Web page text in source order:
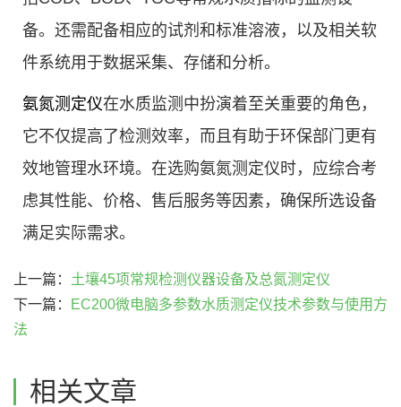
备。还需配备相应的试剂和标准溶液，以及相关软
件系统用于数据采集、存储和分析。
氨氮测定仪在水质监测中扮演着至关重要的角色，
它不仅提高了检测效率，而且有助于环保部门更有
效地管理水环境。在选购氨氮测定仪时，应综合考
虑其性能、价格、售后服务等因素，确保所选设备
满足实际需求。
上一篇： 土壤45项常规检测仪器设备及总氮测定仪
下一篇：
EC200微电脑多参数水质测定仪技术参数与使用方
法
相关文章